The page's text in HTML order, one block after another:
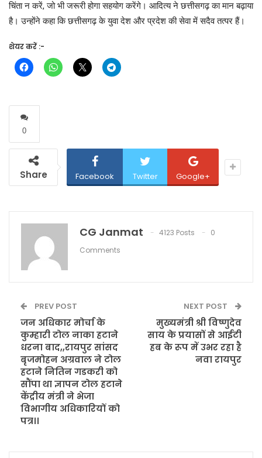
चिंता न करें, जो भी जरूरी होगा सहयोग करेंगे। आदित्य ने छत्तीसगढ़ का मान बढ़ाया
है। उन्होंने कहा कि छत्तीसगढ़ के युवा देश और प्रदेश की सेवा में सदैव तत्पर हैं।
शेयर करें :-
0
Share Facebook Twitter Google+
CG Janmat 4123 Posts
0
Comments
PREV POST
जन अधिकार मोर्चा के
कुम्हारी टोल नाका हटाने
धरना बाद,,रायपुर सांसद
बृजमोहन अग्रवाल ने टोल
हटाने नितिन गडकरी को
सौंपा था ज्ञापन टोल हटाने
केंद्रीय मंत्री ने भेजा
विभागीय अधिकारियों को
पत्र।।
NEXT POST
मुख्यमंत्री श्री विष्णुदेव
साय के प्रयासों से आईटी
हब के रूप में उभर रहा है
नवा रायपुर